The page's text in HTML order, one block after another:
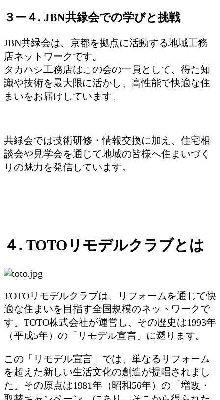
３ー４. JBN共緑会での学びと挑戦
JBN共緑会は、京都を拠点に活動する地域工務
店ネットワークです。
タカハシ工務店はこの会の一員として、得た知
識や技術を最大限に活かし、高性能で快適な住
まいをお届けしています。
共緑会では技術研修・情報交換に加え、住宅相
談会や見学会を通じて地域の皆様へ住まいづく
りの魅力を発信しています。
４. TOTOリモデルクラブとは
TOTOリモデルクラブは、リフォームを通じて快
適な住まいを目指す全国規模のネットワークで
す。TOTO株式会社が運営し、その歴史は1993年
（平成5年）の「リモデル宣言」に遡ります。
この「リモデル宣言」では、単なるリフォーム
を超えた新しい生活文化の創造が提唱されまし
た。その原点は1981年（昭和56年）の「増改・